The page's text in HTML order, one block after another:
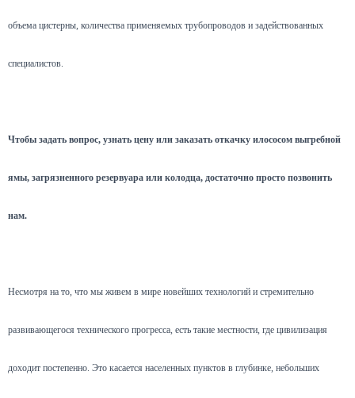
объема цистерны, количества применяемых трубопроводов и задействованных
специалистов.
Чтобы задать вопрос, узнать цену или заказать откачку илососом выгребной
ямы, загрязненного резервуара или колодца, достаточно просто позвонить
нам.
Несмотря на то, что мы живем в мире новейших технологий и стремительно
развивающегося технического прогресса, есть такие местности, где цивилизация
доходит постепенно. Это касается населенных пунктов в глубинке, небольших